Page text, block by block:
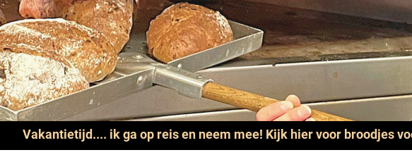
Vakantietijd.... ik ga op reis en neem mee! Kijk hier voor broodjes